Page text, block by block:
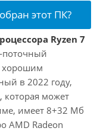
этот ПК?
Ryzen 7
хорошим
в 2022 году,
которая может
имеет 8+32 Мб
AMD Radeon